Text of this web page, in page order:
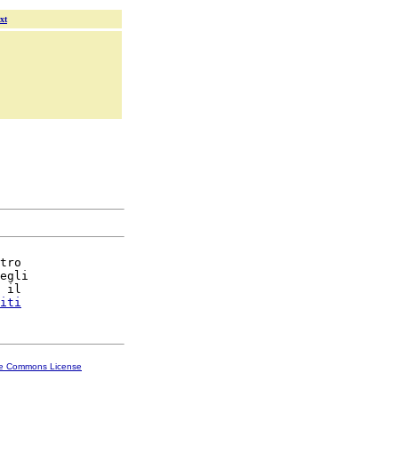
il
Commons License